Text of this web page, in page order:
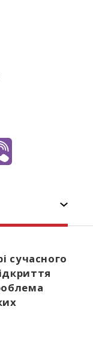
сучасного